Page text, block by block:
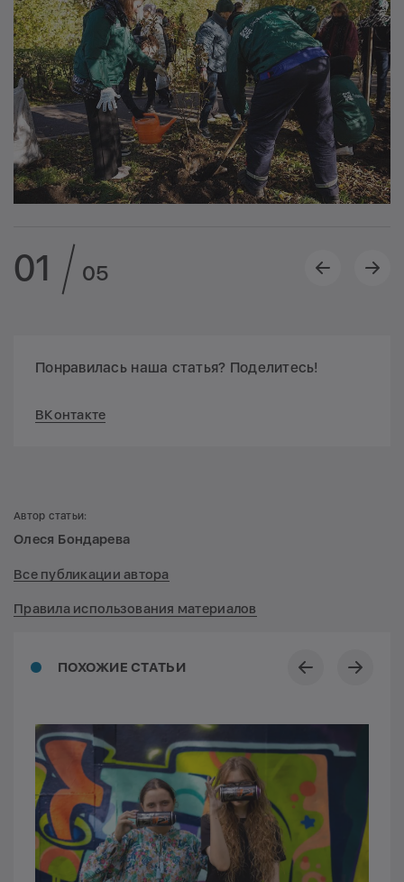
01 05
Понравилась наша статья? Поделитесь!
ВКонтакте
ПОХОЖИЕ СТАТЬИ
Автор статьи:
Олеся Бондарева
Все публикации автора
Правила использования материалов